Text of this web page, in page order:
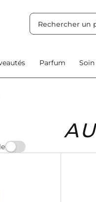
Parfum